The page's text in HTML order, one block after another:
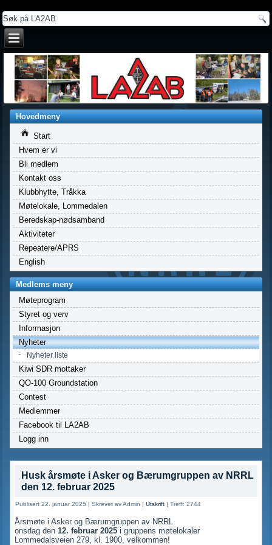
Hovedmeny
Start
Hvem er vi
Bli medlem
Kontakt oss
Klubbhytte, Tråkka
Møtelokale, Lommedalen
Beredskap-nødsamband
Aktiviteter
Repeatere/APRS
English
Medlems meny
Møteprogram
Styret og verv
Informasjon
Nyheter
Nyheter liste
Kiwi SDR mottaker
QO-100 Groundstation
Contest
Medlemmer
Facebook til LA2AB
Logg inn
Husk årsmøte i Asker og Bærumgruppen av NRRL
den 12. februar 2025
Publisert 22. januar 2025 |Skrevet av Admin |Utskrift |Treff: 2744
Årsmøte i Asker og Bærumgruppen av NRRL
onsdag den 12. februar 2025 i gruppens møtelokaler
Lommedalsveien 279, kl. 1900, velkommen!